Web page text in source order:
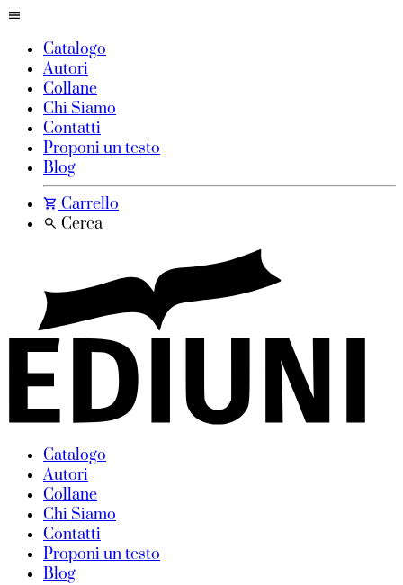
Catalogo
Autori
Collane
Chi Siamo
Contatti
Proponi un testo
Blog
Carrello
Cerca
Catalogo
Autori
Collane
Chi Siamo
Contatti
Proponi un testo
Blog